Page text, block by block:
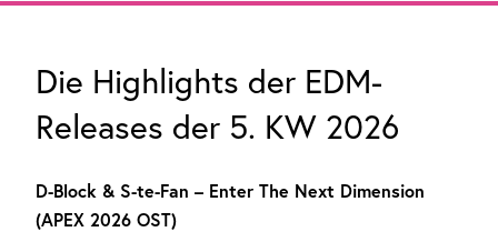
Die Highlights der EDM-
Releases der 5. KW 2026
D-Block & S-te-Fan – Enter The Next Dimension
(APEX 2026 OST)